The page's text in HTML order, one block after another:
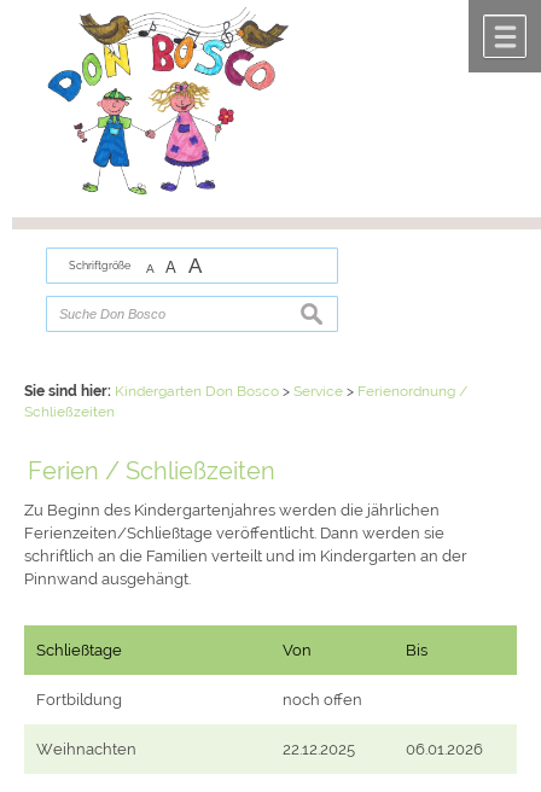
, zur Navigation zur Startseite
Schriftgröße A A A
suchen
Sie sind hier: Kindergarten Don Bosco> Service> Ferienordnung /
Schließzeiten
Ferien / Schließzeiten
Zu Beginn des Kindergartenjahres werden die jährlichen
Ferienzeiten/Schließtage veröffentlicht. Dann werden sie
schriftlich an die Familien verteilt und im Kindergarten an der
Pinnwand ausgehängt.
Schließtage Von Bis
Fortbildung noch offen
Weihnachten 22.12.2025 06.01.2026